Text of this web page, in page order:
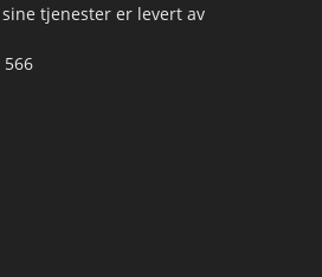
sine tjenester er levert av